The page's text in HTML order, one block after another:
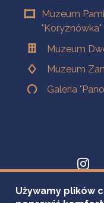
Muzeum
Muzeum
Muzeum
Galeria
Używamy plików